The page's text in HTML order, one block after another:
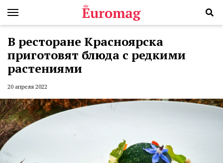
В ресторане Красноярска
приготовят блюда с редкими
растениями
20 апреля 2022